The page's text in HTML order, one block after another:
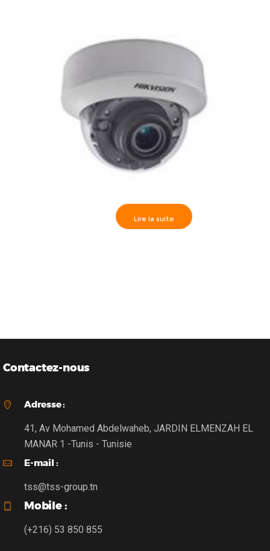
Lire la suite
Contactez-nous
Adresse :
41, Av Mohamed Abdelwaheb, JARDIN ELMENZAH EL
MANAR 1 -Tunis - Tunisie
E-mail :
tss@tss-group.tn
Mobile :
(+216) 53 850 855